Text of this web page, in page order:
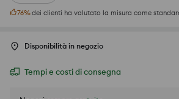
76%dei clienti ha valutato la misura come
Disponibilità in negozio
Tempi e costi di consegna